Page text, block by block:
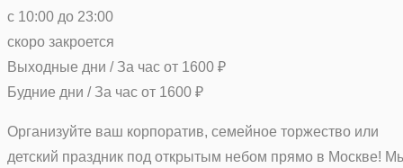
с 10:00 до 23:00
скоро закроется
Выходные дни / За час от 1600 ₽
Будние дни / За час от 1600 ₽
Организуйте ваш корпоратив, семейное торжество или
детский праздник под открытым небом прямо в Москве!